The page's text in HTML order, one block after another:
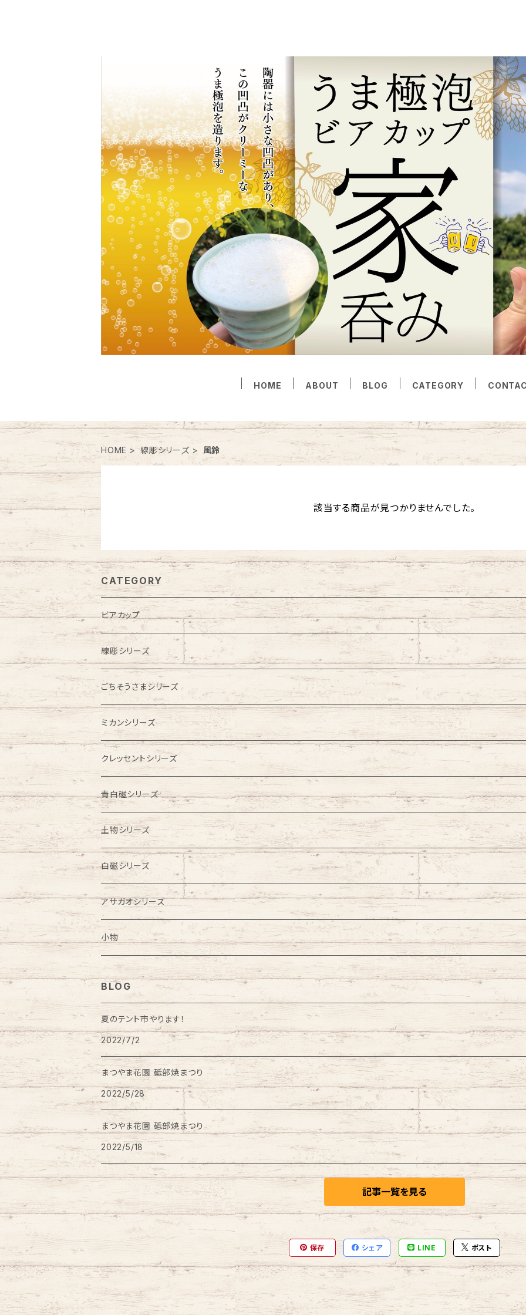
HOME ABOUT BLOG CATEGORY
HOME 線彫シリーズ 風鈴
該当する商品が見つかりませんでした。
CATEGORY
ビアカップ
線彫シリーズ
ビアカップ
フリーカップ
お茶碗
お皿
鉢
ラーメン鉢
こども食器
お食い初めセット
蕎麦猪口
カップ＆ソーサー
酒器
ワインカップ
ワインクーラー
豆皿
はし置き
ごちそうさまシリーズ
こども食器
お食い初めセット
お皿
浅鉢
お茶碗
汁碗
湯飲み
はし置き
ミカンシリーズ
お皿
お茶碗
鉢
フリーカップ
蕎麦猪口
カップ＆ソーサー
はし置き
風鈴
クレッセントシリーズ
皿
豆皿
青白磁シリーズ
ビアカップ
土物シリーズ
ビアカップ
お皿
はし置き
白磁シリーズ
フリーカップ
蕎麦猪口
ゴブレット
花瓶
アサガオシリーズ
ビアカップ
フリーカップ
風鈴
小物
クリスマスオーナメント
鏡餅
BLOG
夏のテント市やります！
2022/7/2
まつやま花園 砥部焼まつり
2022/5/28
まつやま花園 砥部焼まつり
2022/5/18
記事一覧を見る
保存 シェア LINE ポスト